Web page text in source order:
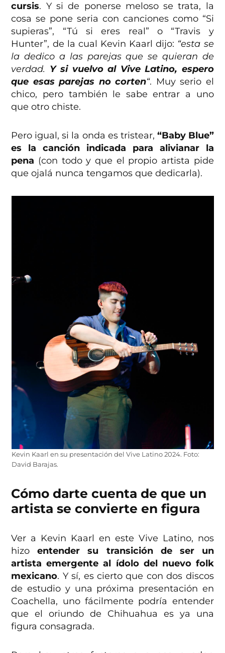
cursis. Y si de ponerse meloso se trata, la
cosa se pone seria con canciones como “Si
supieras”, “Tú si eres real” o “Travis y
Hunter”, de la cual Kevin Kaarl dijo: “esta se
la dedico a las parejas que se quieran de
verdad. Y si vuelvo al Vive Latino, espero
que esas parejas no corten“. Muy serio el
chico, pero también le sabe entrar a uno
que otro chiste.
Pero igual, si la onda es tristear, “Baby Blue”
es la canción indicada para alivianar la
pena (con todo y que el propio artista pide
que ojalá nunca tengamos que dedicarla).
Kevin Kaarl en su presentación del Vive Latino 2024. Foto:
David Barajas.
Cómo darte cuenta de que un
artista se convierte en figura
Ver a Kevin Kaarl en este Vive Latino, nos
hizoentender su transición de ser un
artista emergente al ídolo del nuevo folk
mexicano. Y sí, es cierto que con dos discos
de estudio y una próxima presentación en
Coachella, uno fácilmente podría entender
que el oriundo de Chihuahua es ya una
figura consagrada.